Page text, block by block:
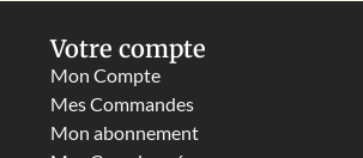
Votre compte
Mon Compte
Mes Commandes
Mon abonnement